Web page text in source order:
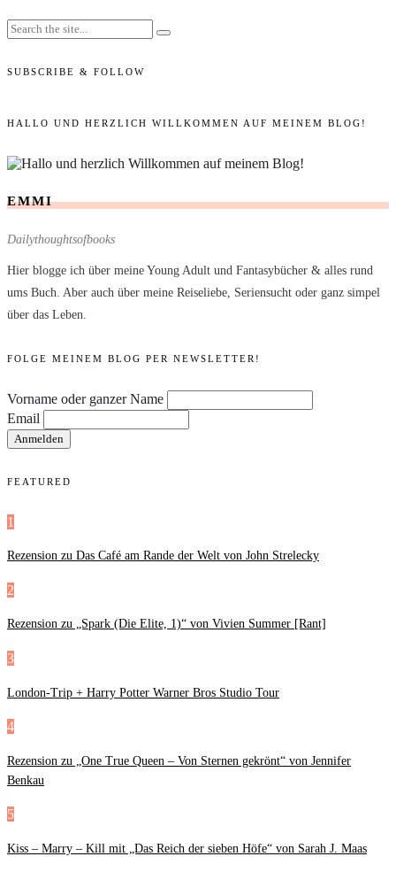
SUBSCRIBE & FOLLOW
HALLO UND HERZLICH WILLKOMMEN AUF MEINEM BLOG!
EMMI
Dailythoughtsofbooks
Hier blogge ich über meine Young Adult und Fantasybücher & alles rund
ums Buch. Aber auch über meine Reiseliebe, Seriensucht oder ganz simpel
über das Leben.
FOLGE MEINEM BLOG PER NEWSLETTER!
Vorname oder ganzer Name
Email
FEATURED
1
Rezension zu Das Café am Rande der Welt von John Strelecky
2
Rezension zu „Spark (Die Elite, 1)“ von Vivien Summer [Rant]
3
London-Trip + Harry Potter Warner Bros Studio Tour
4
Rezension zu „One True Queen – Von Sternen gekrönt“ von Jennifer
Benkau
5
Kiss – Marry – Kill mit „Das Reich der sieben Höfe“ von Sarah J. Maas